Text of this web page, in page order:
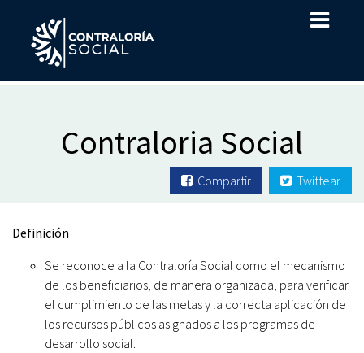
Contraloria Social
Compartir Twittear
Definición
Se reconoce a la Contraloría Social como el mecanismo
de los beneficiarios, de manera organizada, para verificar
el cumplimiento de las metas y la correcta aplicación de
los recursos públicos asignados a los programas de
desarrollo social.